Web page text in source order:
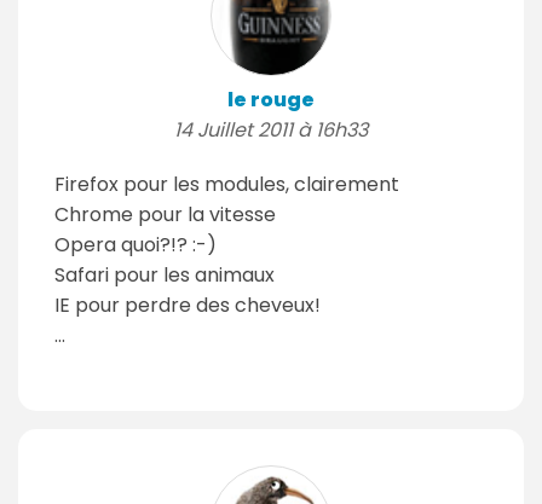
le rouge
14 Juillet 2011 à 16h33
Firefox pour les modules, clairement
Chrome pour la vitesse
Opera quoi?!? :-)
Safari pour les animaux
IE pour perdre des cheveux!
...